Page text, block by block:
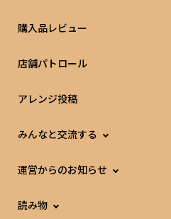
購入品レビュー
店舗パトロール
アレンジ投稿
みんなと交流する
運営からのお知らせ
読み物